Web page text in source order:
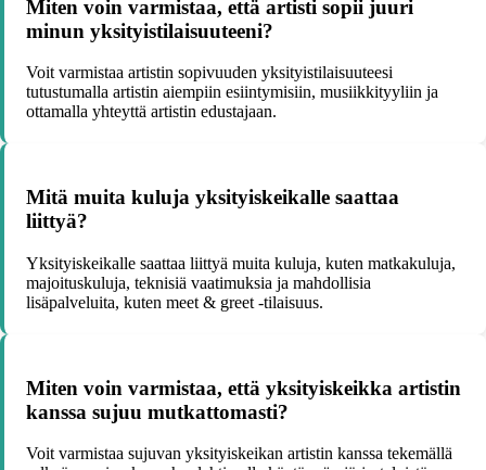
Miten voin varmistaa, että artisti sopii juuri
minun yksityistilaisuuteeni?
Voit varmistaa artistin sopivuuden yksityistilaisuuteesi
tutustumalla artistin aiempiin esiintymisiin, musiikkityyliin ja
ottamalla yhteyttä artistin edustajaan.
Mitä muita kuluja yksityiskeikalle saattaa
liittyä?
Yksityiskeikalle saattaa liittyä muita kuluja, kuten matkakuluja,
majoituskuluja, teknisiä vaatimuksia ja mahdollisia
lisäpalveluita, kuten meet & greet -tilaisuus.
Miten voin varmistaa, että yksityiskeikka artistin
kanssa sujuu mutkattomasti?
Voit varmistaa sujuvan yksityiskeikan artistin kanssa tekemällä